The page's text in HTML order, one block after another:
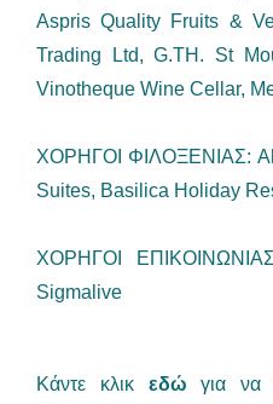
Aspris Quality Fruits &
Trading Ltd, G.TH. St
Vinotheque Wine Cellar,
XΟΡΗΓΟΙ ΦΙΛΟΞΕΝΙΑΣ:
Suites, Basilica Holiday
ΧΟΡΗΓΟΙ
Sigmalive
Κάντε κλικ εδώ για να